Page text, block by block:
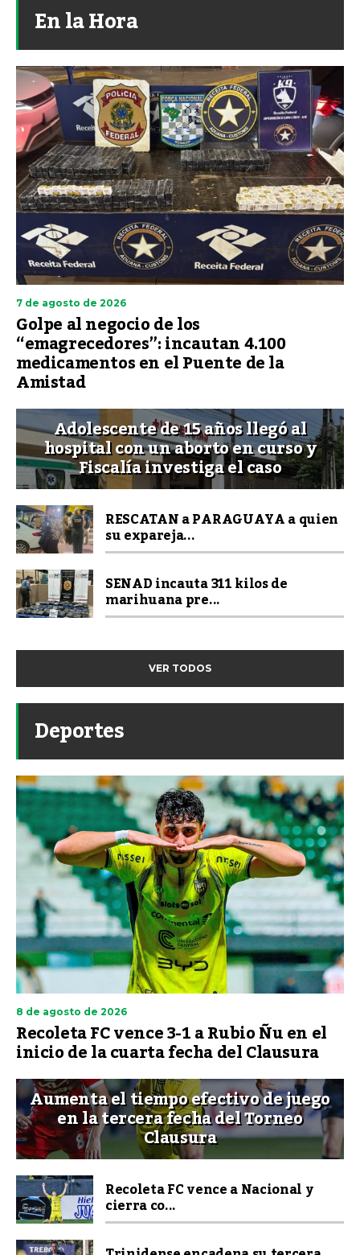
En la Hora
7 de agosto de 2026
Golpe al negocio de los
“emagrecedores”: incautan 4.100
medicamentos en el Puente de la
Amistad
Adolescente de 15 años llegó al
hospital con un aborto en curso y
Fiscalía investiga el caso
RESCATAN a PARAGUAYA a quien
su expareja...
SENAD incauta 311 kilos de
marihuana pre...
VER TODOS
Deportes
8 de agosto de 2026
Recoleta FC vence 3-1 a Rubio Ñu en el
inicio de la cuarta fecha del Clausura
Aumenta el tiempo efectivo de juego
en la tercera fecha del Torneo
Clausura
Recoleta FC vence a Nacional y
cierra co...